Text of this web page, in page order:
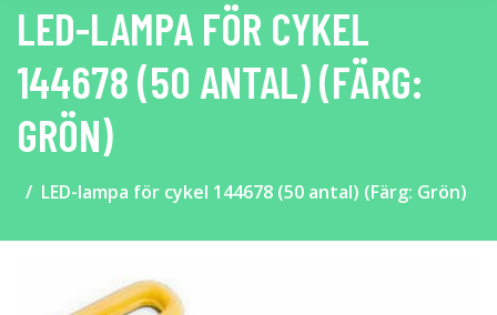
LED-LAMPA FÖR CYKEL
144678 (50 ANTAL) (FÄRG:
GRÖN)
LED-lampa för cykel 144678 (50 antal) (Färg: Grön)